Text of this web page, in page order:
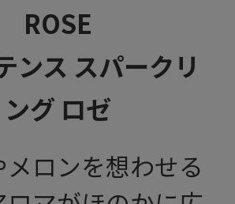
ROSE
ンス スパークリ
ング ロゼ
ロンを想わせる